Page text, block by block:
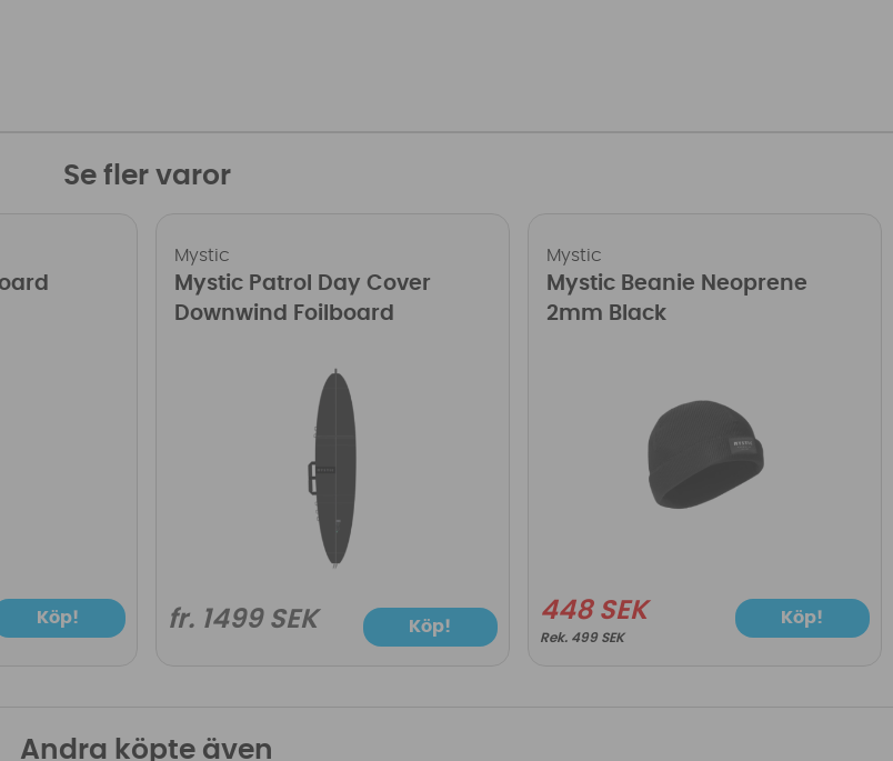
Se fler varor
Köp!
Mystic
Mystic Patrol Day Cover
Downwind Foilboard
fr. 1499 SEK Köp!
Mystic
Mystic Beanie Neoprene
2mm Black
448 SEK
499 SEK
Köp!
Andra köpte även